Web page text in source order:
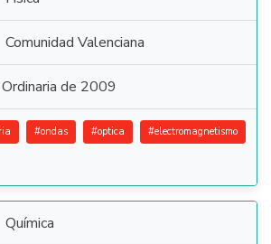
Comunidad Valenciana
Ordinaria de 2009
#ondas #optica #electromagnetismo
Química